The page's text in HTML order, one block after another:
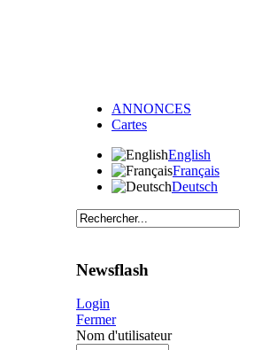
ANNONCES
Cartes
English
Français
Deutsch
Newsflash
Login
Fermer
Nom d'utilisateur